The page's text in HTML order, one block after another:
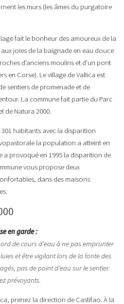
les murs (les âmes du purgatoire
fait le bonheur des amoureux de la
joies de la baignade en eau douce
d’anciens moulins et d’un pont
en Corse). Le village de Vallica est
sentiers de promenade et de
La commune fait partie du Parc
de Natura 2000.
habitants avec la disparition
la population a atteint en
a provoqué en 1995 la disparition de
vous propose deux
dans des maisons
en garde :
de cours d’eau à ne pas emprunter
et être vigilant lors de la fonte des
pas de point d’eau sur le sentier.
prévoyants.
prenez la direction de Castifao. À la